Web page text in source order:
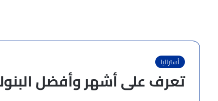
أستراليا
تعرف على أشهر وأفضل